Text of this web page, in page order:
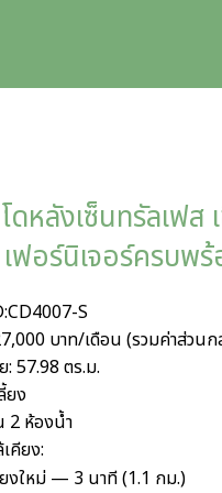
ดหลังเซ็นทรัลเฟส
ฟอร์นิเจอร์ครบพร้
S
บาท/เดือน (รวมค่าส่วนก
57.98 ตร.ม.
ยง
2 ห้องน้ำ
คียง:
งใหม่ — 3 นาที (1.1 กม.)